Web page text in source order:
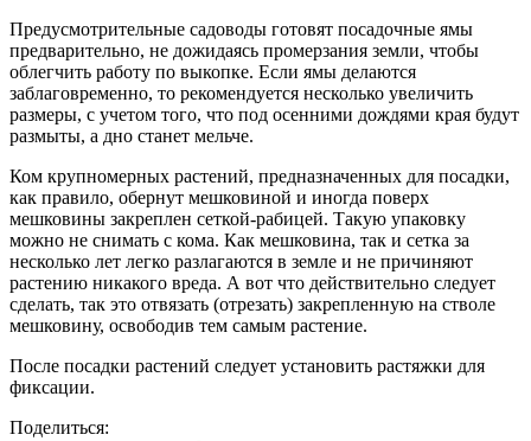
Предусмотрительные садоводы готовят посадочные ямы
предварительно, не дожидаясь промерзания земли, чтобы
облегчить работу по выкопке. Если ямы делаются
заблаговременно, то рекомендуется несколько увеличить
размеры, с учетом того, что под осенними дождями края будут
размыты, а дно станет мельче.
Ком крупномерных растений, предназначенных для посадки,
как правило, обернут мешковиной и иногда поверх
мешковины закреплен сеткой-рабицей. Такую упаковку
можно не снимать с кома. Как мешковина, так и сетка за
несколько лет легко разлагаются в земле и не причиняют
растению никакого вреда. А вот что действительно следует
сделать, так это отвязать (отрезать) закрепленную на стволе
мешковину, освободив тем самым растение.
После посадки растений следует установить растяжки для
фиксации.
Поделиться: